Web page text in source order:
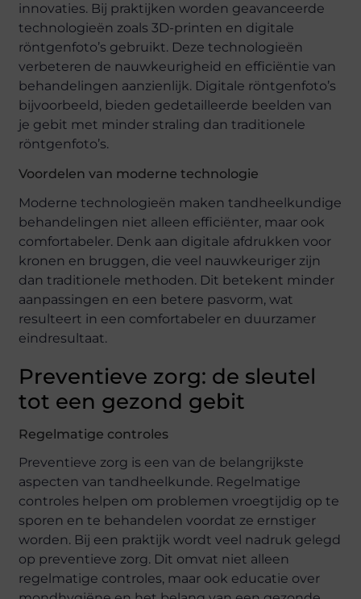
innovaties. Bij praktijken worden geavanceerde
technologieën zoals 3D-printen en digitale
röntgenfoto’s gebruikt. Deze technologieën
verbeteren de nauwkeurigheid en efficiëntie van
behandelingen aanzienlijk. Digitale röntgenfoto’s
bijvoorbeeld, bieden gedetailleerde beelden van
je gebit met minder straling dan traditionele
röntgenfoto’s.
Voordelen van moderne technologie
Moderne technologieën maken tandheelkundige
behandelingen niet alleen efficiënter, maar ook
comfortabeler. Denk aan digitale afdrukken voor
kronen en bruggen, die veel nauwkeuriger zijn
dan traditionele methoden. Dit betekent minder
aanpassingen en een betere pasvorm, wat
resulteert in een comfortabeler en duurzamer
eindresultaat.
Preventieve zorg: de sleutel
tot een gezond gebit
Regelmatige controles
Preventieve zorg is een van de belangrijkste
aspecten van tandheelkunde. Regelmatige
controles helpen om problemen vroegtijdig op te
sporen en te behandelen voordat ze ernstiger
worden. Bij een praktijk wordt veel nadruk gelegd
op preventieve zorg. Dit omvat niet alleen
regelmatige controles, maar ook educatie over